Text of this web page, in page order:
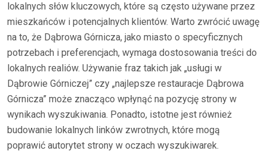
lokalnych słów kluczowych, które są często używane przez
mieszkańców i potencjalnych klientów. Warto zwrócić uwagę
na to, że Dąbrowa Górnicza, jako miasto o specyficznych
potrzebach i preferencjach, wymaga dostosowania treści do
lokalnych realiów. Używanie fraz takich jak „usługi w
Dąbrowie Górniczej” czy „najlepsze restauracje Dąbrowa
Górnicza” może znacząco wpłynąć na pozycję strony w
wynikach wyszukiwania. Ponadto, istotne jest również
budowanie lokalnych linków zwrotnych, które mogą
poprawić autorytet strony w oczach wyszukiwarek.